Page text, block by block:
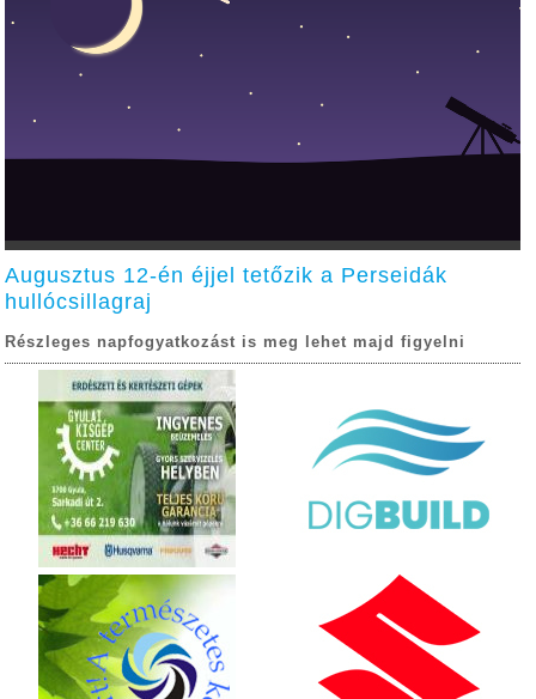
Augusztus 12-én éjjel tetőzik a Perseidák
hullócsillagraj
Részleges napfogyatkozást is meg lehet majd figyelni